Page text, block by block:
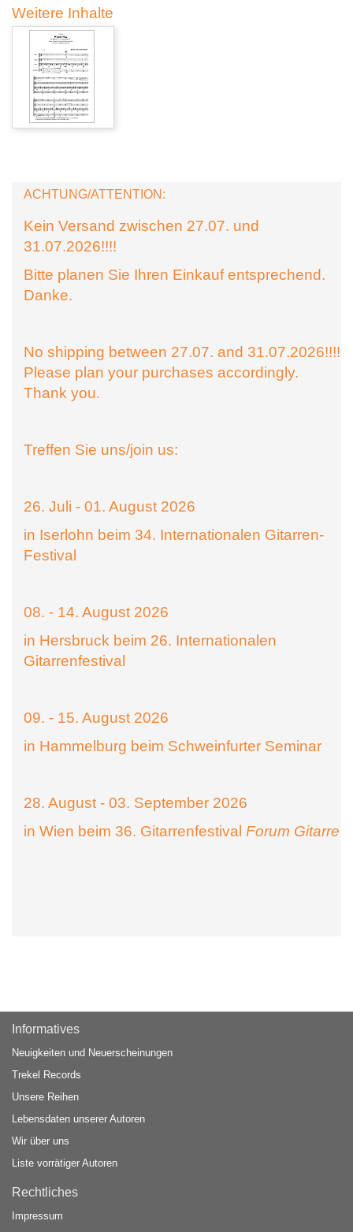
Weitere Inhalte
ACHTUNG/ATTENTION:
Kein Versand zwischen 27.07. und
31.07.2026!!!!
Bitte planen Sie Ihren Einkauf entsprechend.
Danke.
No shipping between 27.07. and 31.07.2026!!!!
Please plan your purchases accordingly.
Thank you.
Treffen Sie uns/join us:
26. Juli - 01. August 2026
in Iserlohn beim 34. Internationalen Gitarren-
Festival
08. - 14. August 2026
in Hersbruck beim 26. Internationalen
Gitarrenfestival
09. - 15. August 2026
in Hammelburg beim Schweinfurter Seminar
28. August - 03. September 2026
in Wien beim 36. Gitarrenfestival Forum Gitarre
Informatives
Neuigkeiten und Neuerscheinungen
Trekel Records
Unsere Reihen
Lebensdaten unserer Autoren
Wir über uns
Liste vorrätiger Autoren
Rechtliches
Impressum